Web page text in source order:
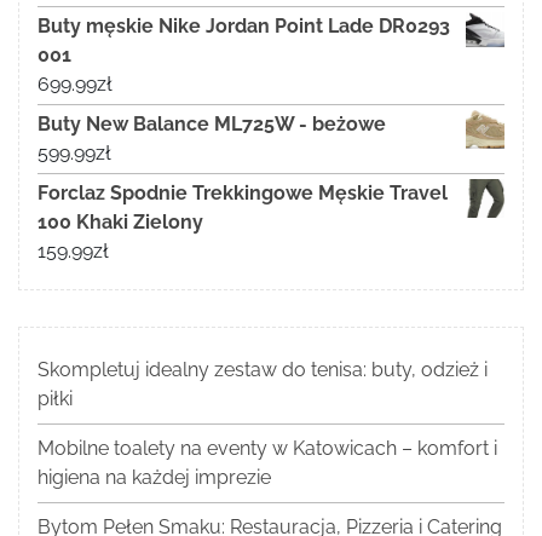
Buty męskie Nike Jordan Point Lade DR0293
001
699.99zł
Buty New Balance ML725W - beżowe
599.99zł
Forclaz Spodnie Trekkingowe Męskie Travel
100 Khaki Zielony
159.99zł
Skompletuj idealny zestaw do tenisa: buty, odzież i
piłki
Mobilne toalety na eventy w Katowicach – komfort i
higiena na każdej imprezie
Bytom Pełen Smaku: Restauracja, Pizzeria i Catering